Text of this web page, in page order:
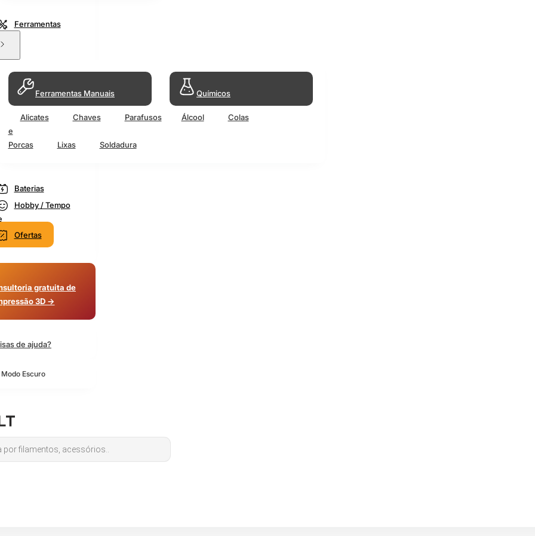
Ferramentas
Ferramentas Manuais
Alicates Chaves
Parafusos
e
Porcas
Lixas Soldadura
Químicos
Álcool Colas
Baterias
Hobby / Tempo
Ofertas
gratuita de
3D →
de ajuda?
Escuro